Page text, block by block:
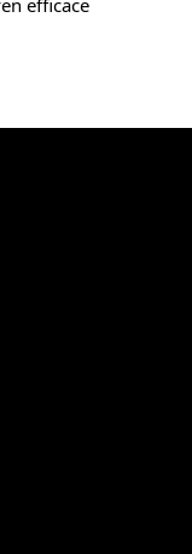
efficace